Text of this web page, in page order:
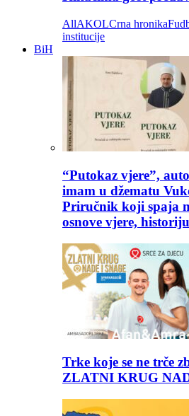
AllAKOLCrna hronika
institucije
BiH
“Putokaz vjere”,
imam u džematu
Priručnik koji spaja
osnove vjere,
Trke koje se ne trče
ZLATNI KRUG